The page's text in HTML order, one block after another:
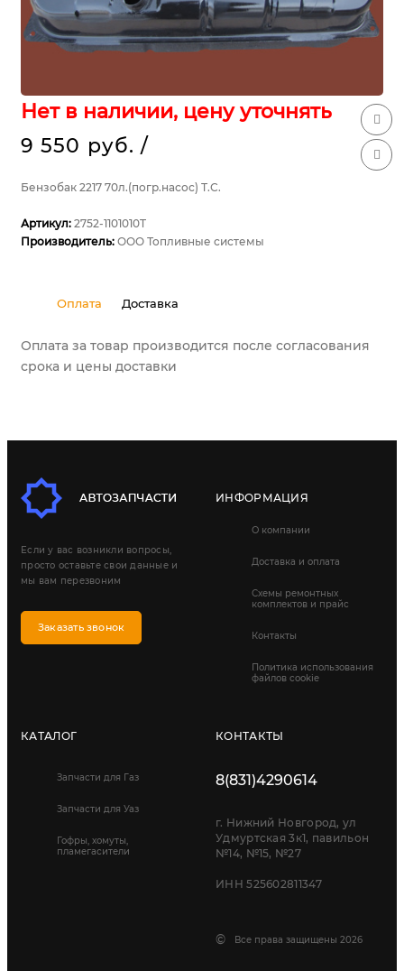
Нет в наличии, цену уточнять
9 550 руб. /
Бензобак 2217 70л.(погр.насос) Т.С.
Артикул: 2752-1101010T
Производитель: ООО Топливные системы
Оплата Доставка
Оплата за товар производится после согласования
срока и цены доставки
Если у вас возникли вопросы,
просто оставьте свои данные и
мы вам перезвоним
Заказать звонок
ИНФОРМАЦИЯ
О компании
Доставка и оплата
Схемы ремонтных
комплектов и прайс
Контакты
Политика использования
файлов cookie
КАТАЛОГ
Запчасти для Газ
Запчасти для Уаз
Гофры, хомуты,
пламегасители
КОНТАКТЫ
8(831)4290614
г. Нижний Новгород, ул
Удмуртская 3к1, павильон
№14, №15, №27
ИНН 525602811347
© Все права защищены 2026